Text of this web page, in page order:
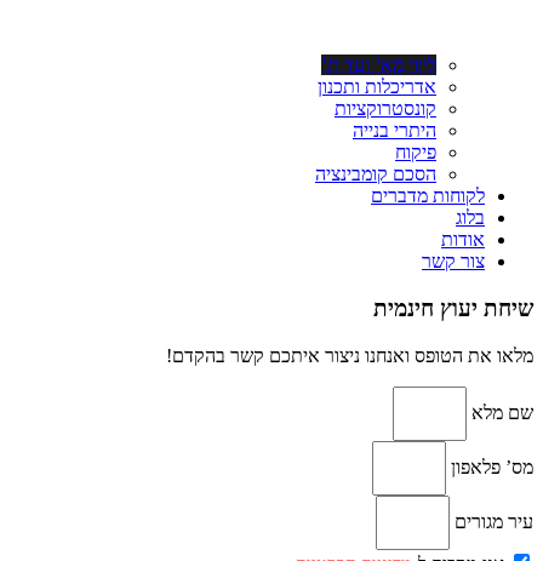
ליווי מא’ ועד ת’
אדריכלות ותכנון
קונסטרוקציות
היתרי בנייה
פיקוח
הסכם קומבינציה
לקוחות מדברים
בלוג
אודות
צור קשר
שיחת יעוץ חינמית
מלאו את הטופס ואנחנו ניצור איתכם קשר בהקדם!
שם מלא
מס’ פלאפון
עיר מגורים